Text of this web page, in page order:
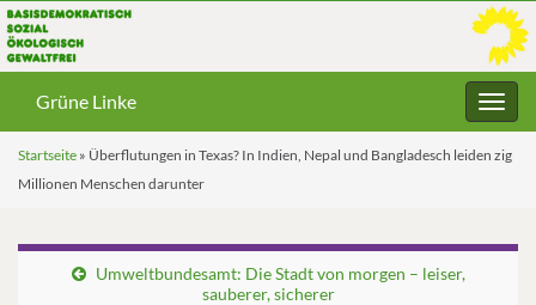
Grüne Linke
Startseite » Überflutungen in Texas? In Indien, Nepal und Bangladesch leiden zig
Millionen Menschen darunter
Umweltbundesamt: Die Stadt von morgen – leiser,
sauberer, sicherer